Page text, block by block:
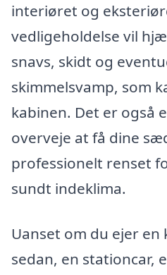
interiøret og
vedligeholdelse vil
snavs, skidt og
skimmelsvamp, som
kabinen. Det er også
overveje at få dine
professionelt renset
sundt indeklima.
Uanset om du ejer en
sedan, en stationcar,